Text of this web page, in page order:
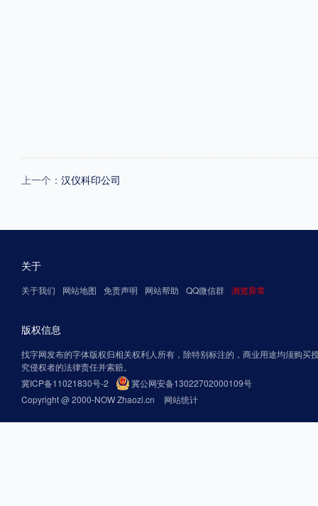
上一个： 汉仪科印公司
关于
关于我们 网站地图 免责声明 网站帮助 QQ微信群 浏览异常
版权信息
找字网发布的字体版权归相关权利人所有，除特别标注的，商业用途均须购买
究侵权者的法律责任并索赔。
冀ICP备11021830号-2
冀公网安备13022702000109号
Copyright @ 2000-NOW Zhaozi.cn
网站统计